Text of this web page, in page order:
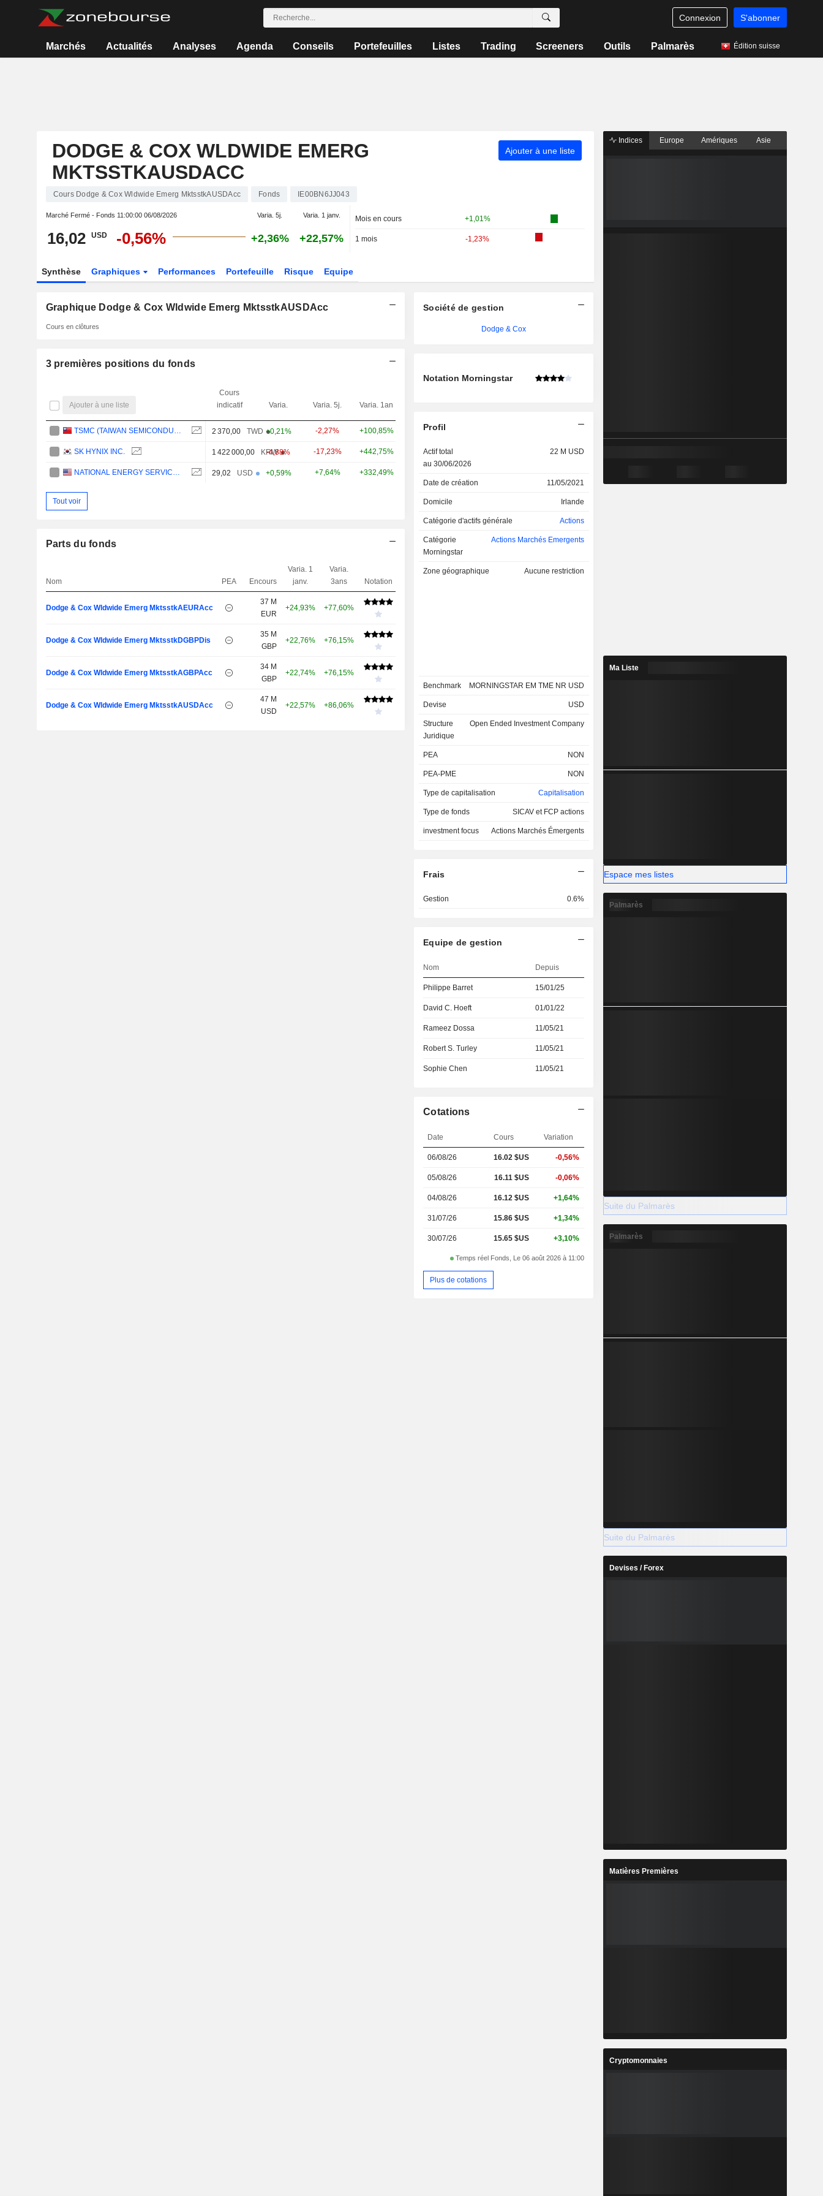
Connexion S'abonner
Marchés Actualités Analyses Agenda Conseils Portefeuilles Listes Trading Screeners Outils Palmarès Édition suisse
DODGE & COX WLDWIDE EMERG
MKTSSTKAUSDACC
Ajouter à une liste
Cours Dodge & Cox Wldwide Emerg MktsstkAUSDAcc Fonds IE00BN6JJ043
Marché Fermé - Fonds 11:00:00 06/08/2026 Varia. 5j. Varia. 1 janv.
16,02 USD -0,56% +2,36% +22,57%
Mois en cours +1,01%
1 mois -1,23%
Synthèse Graphiques Performances Portefeuille Risque Equipe
Graphique Dodge & Cox Wldwide Emerg MktsstkAUSDAcc
Cours en clôtures
3 premières positions du fonds
Ajouter à une liste
Cours
indicatif
Varia. Varia. 5j. Varia. 1an
TSMC (TAIWAN SEMICONDUCTOR MANUFACTURING COMPANY) 2 370,00 TWD +0,21% -2,27% +100,85% 9,65%
SK HYNIX INC. 1 422 000,00 KRW
-4,88% -17,23% +442,75% 5,12%
NATIONAL ENERGY SERVICES REUNITED CORP. 29,02 USD +0,59% +7,64% +332,49%
Tout voir
Parts du fonds
Nom PEA Encours
Varia. 1
janv.
Varia.
3ans
Notation
Dodge & Cox Wldwide Emerg MktsstkAEURAcc
37 M
EUR
+24,93% +77,60%
Dodge & Cox Wldwide Emerg MktsstkDGBPDis
35 M
GBP
+22,76% +76,15%
Dodge & Cox Wldwide Emerg MktsstkAGBPAcc
34 M
GBP
+22,74% +76,15%
Dodge & Cox Wldwide Emerg MktsstkAUSDAcc
47 M
USD
+22,57% +86,06%
Société de gestion
Dodge & Cox
Notation Morningstar
Profil
Actif total
au 30/06/2026
22 M USD
Date de création 11/05/2021
Domicile Irlande
Catégorie d'actifs générale Actions
Catégorie
Morningstar
Actions Marchés Emergents
Zone géographique Aucune restriction
Benchmark MORNINGSTAR EM TME NR USD
Devise USD
Structure
Juridique
Open Ended Investment Company
PEA NON
PEA-PME NON
Type de capitalisation Capitalisation
Type de fonds SICAV et FCP actions
investment focus Actions Marchés Émergents
Frais
Gestion 0.6%
Equipe de gestion
Nom Depuis
Philippe Barret 15/01/25
David C. Hoeft 01/01/22
Rameez Dossa 11/05/21
Robert S. Turley 11/05/21
Sophie Chen 11/05/21
Cotations
Date Cours Variation
06/08/26 16.02 $US -0,56%
05/08/26 16.11 $US -0,06%
04/08/26 16.12 $US +1,64%
31/07/26 15.86 $US +1,34%
30/07/26 15.65 $US +3,10%
Temps réel Fonds, Le 06 août 2026 à 11:00
Plus de cotations
Indices Europe Amériques Asie
Ma Liste
Espace mes listes
Palmarès
Suite du Palmarès
Palmarès
Suite du Palmarès
Devises / Forex
Matières Premières
Cryptomonnaies